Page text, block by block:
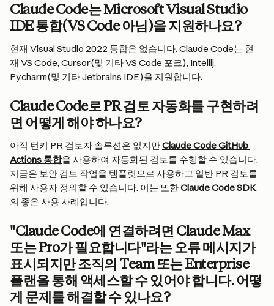
Claude Code는 Microsoft Visual Studio
IDE 통합(VS Code 아님)을 지원하나요?
현재 Visual Studio 2022 통합은 없습니다. Claude Code는 현
재 VS Code, Cursor(및 기타 VS Code 포크), Intellij,
Pycharm(및 기타 Jetbrains IDE)을 지원합니다.
Claude Code로 PR 검토 자동화를 구현하려
면 어떻게 해야 하나요?
아직 턴키 PR 검토자 솔루션은 없지만 Claude Code GitHub
Actions 통합을 사용하여 자동화된 검토를 수행할 수 있습니다.
지금은 보안 검토 작업을 템플릿으로 사용하고 일반 PR 검토를
위해 사용자 정의할 수 있습니다. 이는 또한 Claude Code SDK
의 좋은 사용 사례입니다.
"Claude Code에 연결하려면 Claude Max
또는 Pro가 필요합니다"라는 오류 메시지가
표시되지만 조직의 Team 또는 Enterprise
플랜을 통해 액세스할 수 있어야 합니다. 어떻
게 문제를 해결할 수 있나요?